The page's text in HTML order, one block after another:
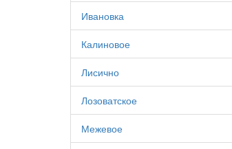
Ивановка
Калиновое
Лисично
Лозоватское
Межевое